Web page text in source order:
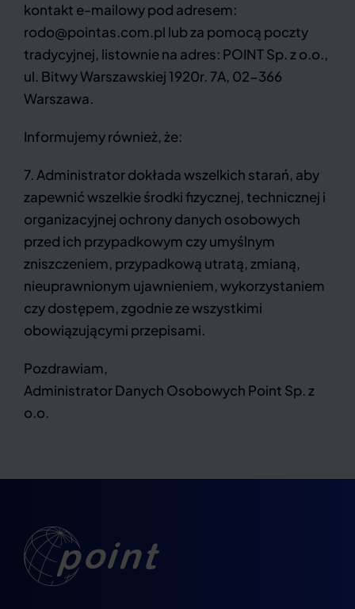
kontakt e-mailowy pod adresem:
rodo@pointas.com.pl lub za pomocą poczty
tradycyjnej, listownie na adres: POINT Sp. z o.o.,
ul. Bitwy Warszawskiej 1920r. 7A, 02-366
Warszawa.
Informujemy również, że:
7. Administrator dokłada wszelkich starań, aby
zapewnić wszelkie środki fizycznej, technicznej i
organizacyjnej ochrony danych osobowych
przed ich przypadkowym czy umyślnym
zniszczeniem, przypadkową utratą, zmianą,
nieuprawnionym ujawnieniem, wykorzystaniem
czy dostępem, zgodnie ze wszystkimi
obowiązującymi przepisami.
Pozdrawiam,
Administrator Danych Osobowych Point Sp. z
o.o.